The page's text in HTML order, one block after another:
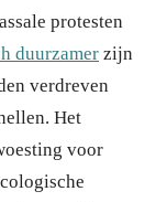
protesten
duurzamer zijn
verdreven
Het
voor